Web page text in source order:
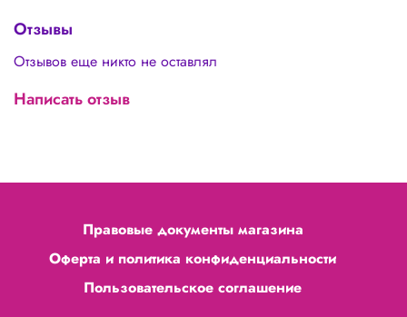
Отзывы
Отзывов еще никто не оставлял
Написать отзыв
Правовые документы магазина
Оферта и политика конфиденциальности
Пользовательское соглашение